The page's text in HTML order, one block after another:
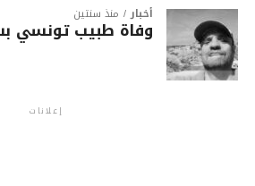
أخبار منذ سنتين
وفاة طبيب تونسي
إعلانات